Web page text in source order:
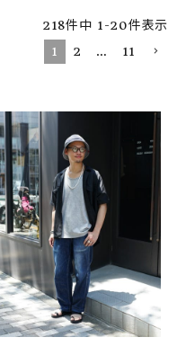
218件中 1-20件表示
1
2 … 11